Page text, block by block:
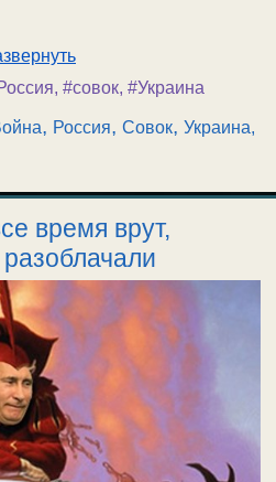
, #совок, #Украина
, Россия,Совок,Украина,
время врут,